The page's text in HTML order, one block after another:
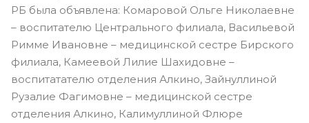
РБ была объявлена: Комаровой Ольге Николаевне
– воспитателю Центрального филиала, Васильевой
Римме Ивановне – медицинской сестре Бирского
филиала, Камеевой Лилие Шахидовне –
воспитатателю отделения Алкино, Зайнуллиной
Рузалие Фагимовне – медицинской сестре
отделения Алкино, Калимуллиной Флюре